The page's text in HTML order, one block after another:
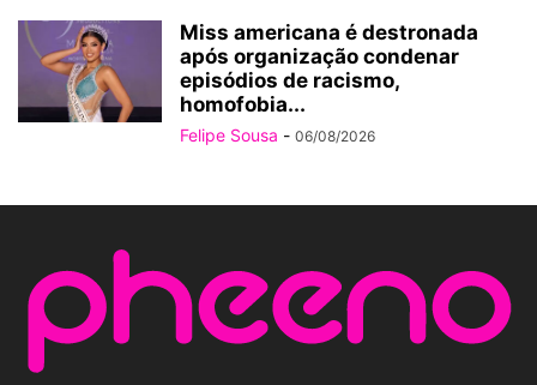
Miss americana é destronada
após organização condenar
episódios de racismo,
homofobia...
Felipe Sousa - 06/08/2026